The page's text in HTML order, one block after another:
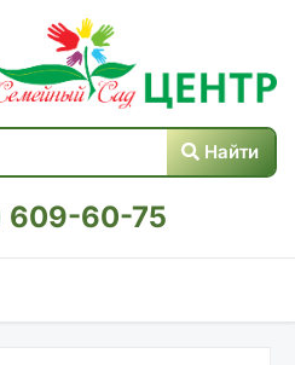
Найти
609-60-75